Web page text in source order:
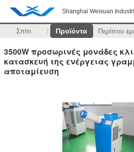
Shanghai Weixuan
Σπίτι Προϊόντα Περίπου
3500W προσωρινές μονάδες
κατασκευή της ενέργειας
αποταμίευση